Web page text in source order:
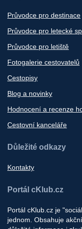
Průvodce pro destinace
Průvodce pro letecké
Průvodce pro letiště
Fotogalerie cestovatelů
Cestopisy
Blog a novinky
Hodnocení a recenze
Cestovní kanceláře
Důležité odkazy
Kontakty
Portál cKlub.cz
Portál cKlub.cz je
jednom. Obsahuje